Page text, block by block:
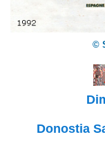
©
Donostia